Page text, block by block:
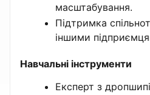
масштабування.
Підтримка
іншими
Навчальні інструменти
Експерт з